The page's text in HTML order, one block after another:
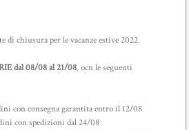
di chiusura per le vacanze estive 2022.
dal 08/08 al 21/08, ocn le seguenti
con consegna garantita entro il 12/08
con spedizioni dal 24/08